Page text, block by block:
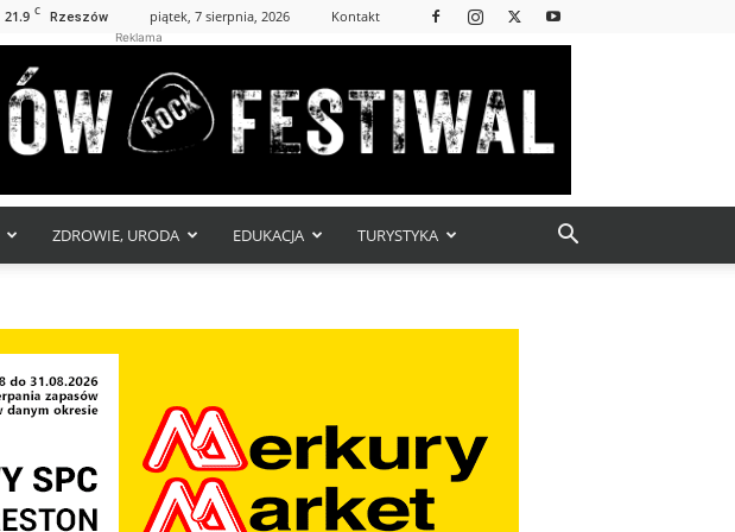
21.9 C Rzeszów piątek, 7 sierpnia, 2026 Kontakt
Reklama
ZDROWIE, URODA EDUKACJA TURYSTYKA